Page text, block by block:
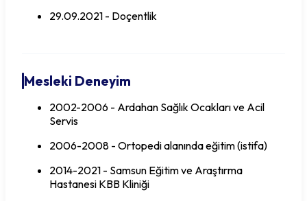
29.09.2021 - Doçentlik
Mesleki Deneyim
2002-2006 - Ardahan Sağlık Ocakları ve Acil
Servis
2006-2008 - Ortopedi alanında eğitim (istifa)
2014-2021 - Samsun Eğitim ve Araştırma
Hastanesi KBB Kliniği